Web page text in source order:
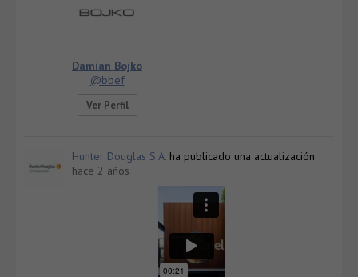
Damian Bojko
@bbef
Ver Perfil
Hunter Douglas S.A. ha publicado una actualización
hace 2 años